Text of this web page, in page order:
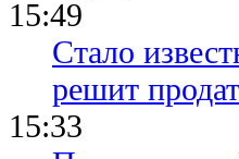
15:49
Стало
решит
15:33